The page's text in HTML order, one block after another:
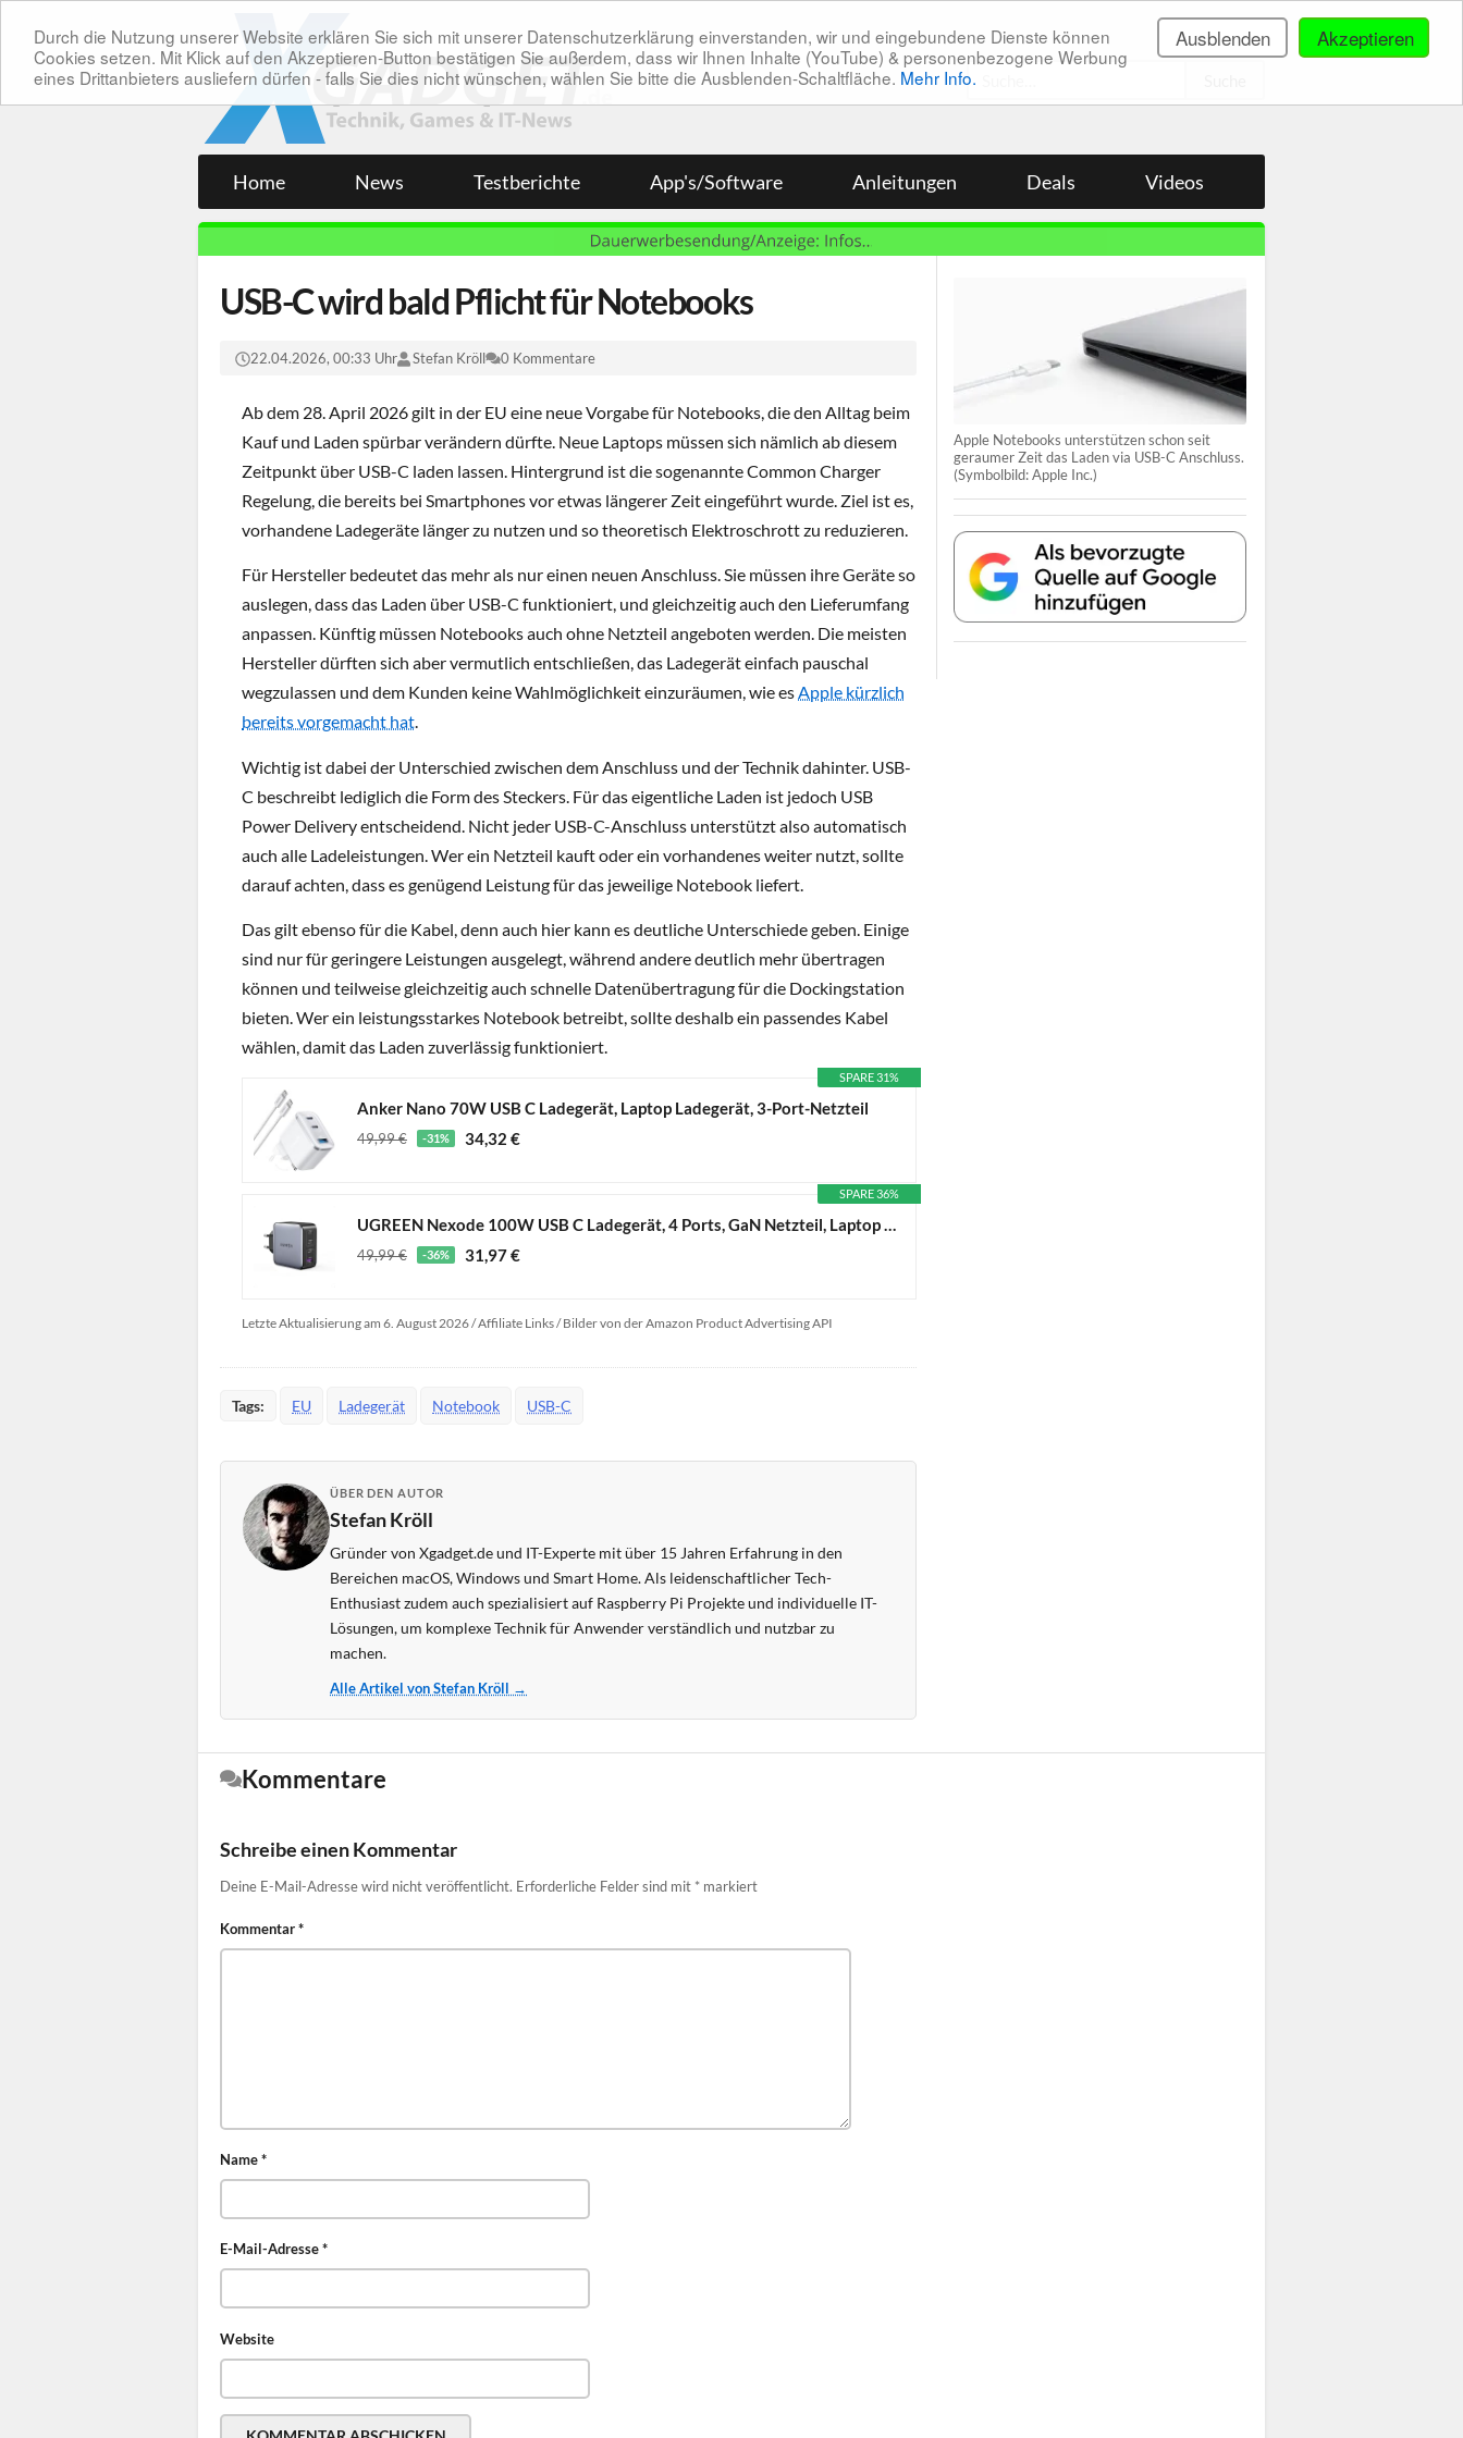
Akzeptieren
Ausblenden
Durch die Nutzung unserer Website erklären Sie sich mit unserer Datenschutzerklärung einverstanden, wir und eingebundene Dienste können
Cookies setzen. Mit Klick auf den Akzeptieren-Button bestätigen Sie außerdem, dass wir Ihnen Inhalte (YouTube) & personenbezogene Werbung
eines Drittanbieters ausliefern dürfen - falls Sie dies nicht wünschen, wählen Sie bitte die Ausblenden-Schaltfläche. Mehr Info.
Home News Testberichte App's/Software Anleitungen Deals Videos
USB-C wird bald Pflicht für Notebooks
22.04.2026, 00:33 Uhr Stefan Kröll 0 Kommentare
Ab dem 28. April 2026 gilt in der EU eine neue Vorgabe für Notebooks, die den Alltag beim
Kauf und Laden spürbar verändern dürfte. Neue Laptops müssen sich nämlich ab diesem
Zeitpunkt über USB-C laden lassen. Hintergrund ist die sogenannte Common Charger
Regelung, die bereits bei Smartphones vor etwas längerer Zeit eingeführt wurde. Ziel ist es,
vorhandene Ladegeräte länger zu nutzen und so theoretisch Elektroschrott zu reduzieren.
Für Hersteller bedeutet das mehr als nur einen neuen Anschluss. Sie müssen ihre Geräte so
auslegen, dass das Laden über USB-C funktioniert, und gleichzeitig auch den Lieferumfang
anpassen. Künftig müssen Notebooks auch ohne Netzteil angeboten werden. Die meisten
Hersteller dürften sich aber vermutlich entschließen, das Ladegerät einfach pauschal
wegzulassen und dem Kunden keine Wahlmöglichkeit einzuräumen, wie esApple kürzlich
bereits vorgemacht hat.
Wichtig ist dabei der Unterschied zwischen dem Anschluss und der Technik dahinter. USB-
C beschreibt lediglich die Form des Steckers. Für das eigentliche Laden ist jedoch USB
Power Delivery entscheidend. Nicht jeder USB-C-Anschluss unterstützt also automatisch
auch alle Ladeleistungen. Wer ein Netzteil kauft oder ein vorhandenes weiter nutzt, sollte
darauf achten, dass es genügend Leistung für das jeweilige Notebook liefert.
Das gilt ebenso für die Kabel, denn auch hier kann es deutliche Unterschiede geben. Einige
sind nur für geringere Leistungen ausgelegt, während andere deutlich mehr übertragen
können und teilweise gleichzeitig auch schnelle Datenübertragung für die Dockingstation
bieten. Wer ein leistungsstarkes Notebook betreibt, sollte deshalb ein passendes Kabel
wählen, damit das Laden zuverlässig funktioniert.
SPARE 31%
Anker Nano 70W USB C Ladegerät, Laptop Ladegerät, 3-Port-Netzteil
49,99 € -31% 34,32 €
SPARE 36%
49,99 € -36% 31,97 €
Letzte Aktualisierung am 6. August 2026 / Affiliate Links / Bilder von der Amazon Product Advertising API
Tags: EU Ladegerät Notebook USB-C
ÜBER DEN AUTOR
Stefan Kröll
Gründer von Xgadget.de und IT-Experte mit über 15 Jahren Erfahrung in den
Bereichen macOS, Windows und Smart Home. Als leidenschaftlicher Tech-
Enthusiast zudem auch spezialisiert auf Raspberry Pi Projekte und individuelle IT-
Lösungen, um komplexe Technik für Anwender verständlich und nutzbar zu
machen.
Alle Artikel von Stefan Kröll →
Apple Notebooks unterstützen schon seit
geraumer Zeit das Laden via USB-C Anschluss.
(Symbolbild: Apple Inc.)
Kommentare
Schreibe einen Kommentar
Deine E-Mail-Adresse wird nicht veröffentlicht. Erforderliche Felder sind mit * markiert
Kommentar*
Name*
E-Mail-Adresse*
Website